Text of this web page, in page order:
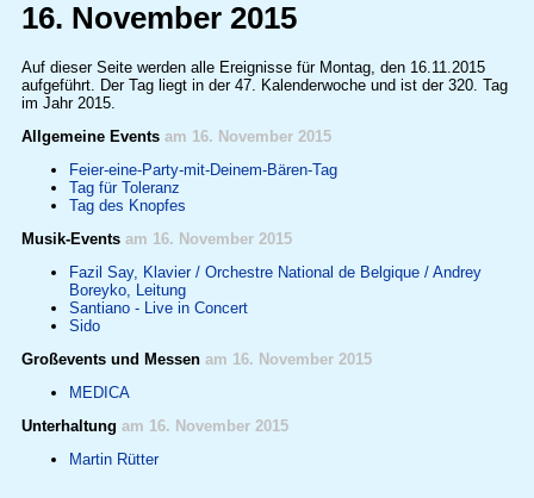
16. November 2015
Auf dieser Seite werden alle Ereignisse für Montag, den 16.11.2015
aufgeführt. Der Tag liegt in der 47. Kalenderwoche und ist der 320. Tag
im Jahr 2015.
Allgemeine Events am 16. November 2015
Feier-eine-Party-mit-Deinem-Bären-Tag
Tag für Toleranz
Tag des Knopfes
Musik-Events am 16. November 2015
Fazil Say, Klavier / Orchestre National de Belgique / Andrey
Boreyko, Leitung
Santiano - Live in Concert
Sido
Großevents und Messen am 16. November 2015
MEDICA
Unterhaltung am 16. November 2015
Martin Rütter